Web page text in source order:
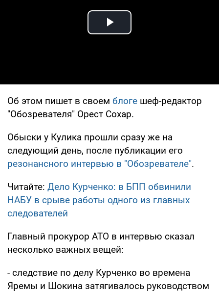
Play Video
Об этом пишет в своем блоге шеф-редактор
"Обозревателя" Орест Сохар.
Обыски у Кулика прошли сразу же на
следующий день, после публикации его
резонансного интервью в "Обозревателе".
Читайте: Дело Курченко: в БПП обвинили
НАБУ в срыве работы одного из главных
следователей
Главный прокурор АТО в интервью сказал
несколько важных вещей:
- следствие по делу Курченко во времена
Яремы и Шокина затягивалось руководством